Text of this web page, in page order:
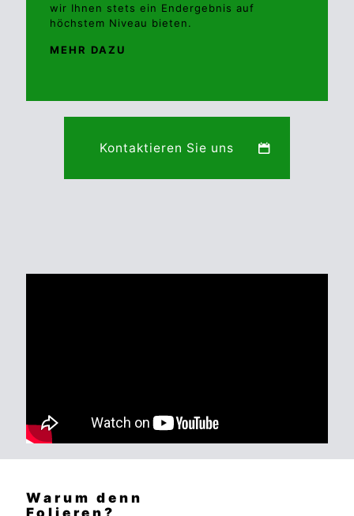
wir Ihnen stets ein Endergebnis auf
höchstem Niveau bieten.
MEHR DAZU
Kontaktieren Sie uns
Warum denn
Folieren?